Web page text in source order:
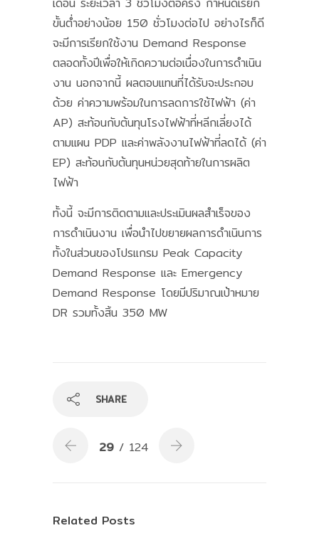
ขั้นต่ำอย่างน้อย 150 ชั่วโมงต่อไป อย่างไรก็ดี
จะมีการเรียกใช้งาน Demand Response
ตลอดทั้งปีเพื่อให้เกิดความต่อเนื่องในการดำเนิน
งาน นอกจากนี้ ผลตอบแทนที่ได้รับจะประกอบ
ด้วย ค่าความพร้อมในการลดการใช้ไฟฟ้า (ค่า
AP) สะท้อนกับต้นทุนโรงไฟฟ้าที่หลีกเลี่ยงได้
ตามแผน PDP และค่าพลังงานไฟฟ้าที่ลดได้ (ค่า
EP) สะท้อนกับต้นทุนหน่วยสุดท้ายในการผลิต
ไฟฟ้า
ทั้งนี้ จะมีการติดตามและประเมินผลสำเร็จของ
การดำเนินงาน เพื่อนำไปขยายผลการดำเนินการ
ทั้งในส่วนของโปรแกรม Peak Capacity
Demand Response และ Emergency
Demand Response โดยมีปริมาณเป้าหมาย
DR รวมทั้งสิ้น 350 MW
SHARE
29 / 124
Related Posts